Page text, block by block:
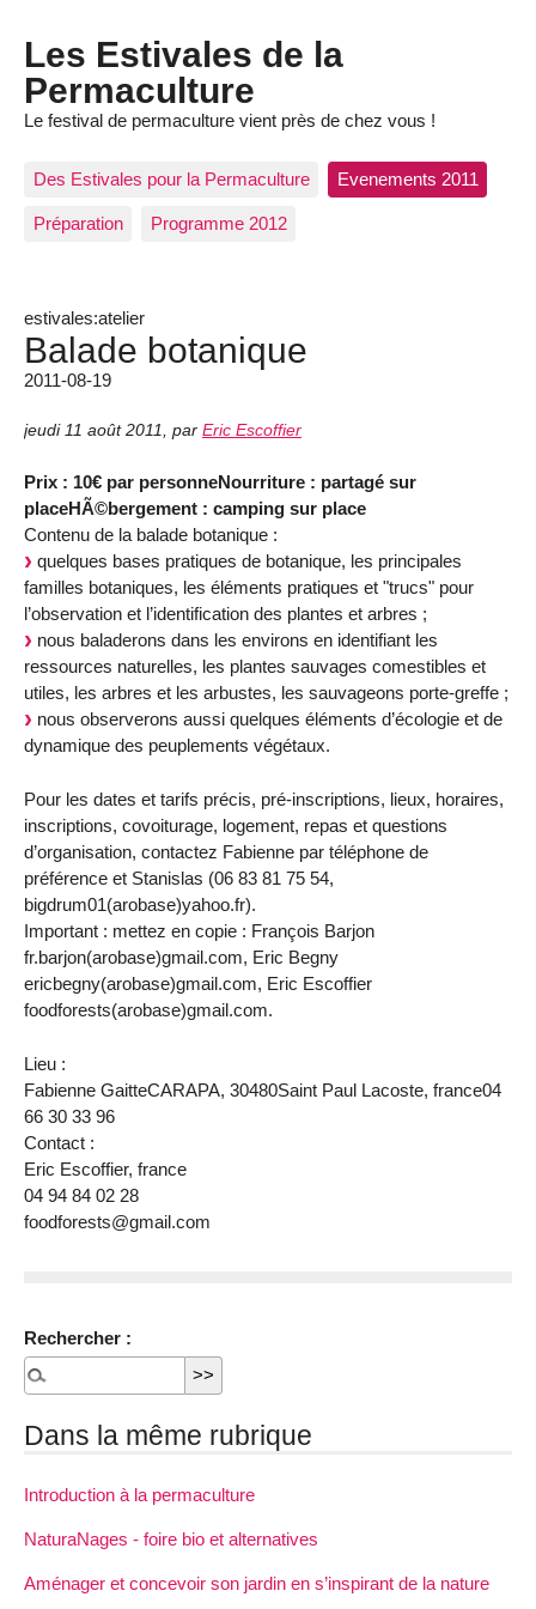
Les Estivales de la
Permaculture
Le festival de permaculture vient près de chez vous !
Des Estivales pour la Permaculture Evenements 2011
Préparation Programme 2012
estivales:atelier
Balade botanique
2011-08-19
jeudi 11 août 2011 par Eric Escoffier
Prix : 10€ par personneNourriture : partagé sur
placeHÃ©bergement : camping sur place
Contenu de la balade botanique :
quelques bases pratiques de botanique, les principales
familles botaniques, les éléments pratiques et "trucs" pour
l’observation et l’identification des plantes et arbres ;
nous baladerons dans les environs en identifiant les
ressources naturelles, les plantes sauvages comestibles et
utiles, les arbres et les arbustes, les sauvageons porte-greffe ;
nous observerons aussi quelques éléments d’écologie et de
dynamique des peuplements végétaux.
Pour les dates et tarifs précis, pré-inscriptions, lieux, horaires,
inscriptions, covoiturage, logement, repas et questions
d’organisation, contactez Fabienne par téléphone de
préférence et Stanislas (06 83 81 75 54,
bigdrum01(arobase)yahoo.fr).
Important : mettez en copie : François Barjon
fr.barjon(arobase)gmail.com, Eric Begny
ericbegny(arobase)gmail.com, Eric Escoffier
foodforests(arobase)gmail.com.
Lieu :
Fabienne GaitteCARAPA, 30480Saint Paul Lacoste, france04
66 30 33 96
Contact :
Eric Escoffier, france
04 94 84 02 28
foodforests@gmail.com
Rechercher :
Dans la même rubrique
Introduction à la permaculture
NaturaNages - foire bio et alternatives
Aménager et concevoir son jardin en s’inspirant de la nature